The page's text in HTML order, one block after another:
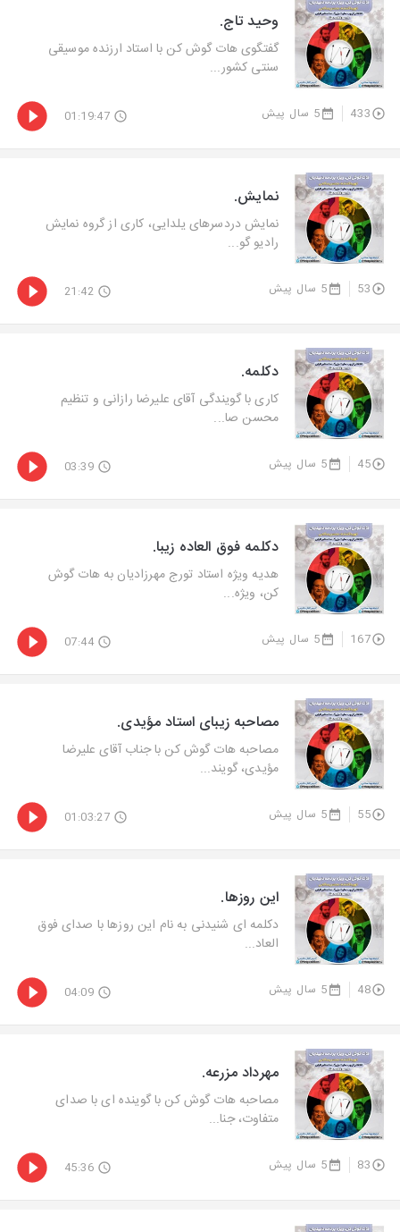
وحید تاج.
گفتگوی هات گوش كن با استاد ارزنده موسیقی
سنتی كشور...
433 5 سال پیش 01:19:47
نمایش.
نمایش دردسرهای یلدایی، كاری از گروه نمایش
رادیو گو...
53 5 سال پیش 21:42
دکلمه.
كاری با گویندگی آقای علیرضا رازانی و تنظیم
محسن صا...
45 5 سال پیش 03:39
دکلمه فوق العاده زیبا.
هدیه ویژه استاد تورج مهرزادیان به هات گوش
کن، ویژه...
167 5 سال پیش 07:44
مصاحبه زیبای استاد مؤیدی.
مصاحبه هات گوش کن با جناب آقای علیرضا
مؤیدی، گویند...
55 5 سال پیش 01:03:27
این روزها.
دکلمه ای شنیدنی به نام این روزها با صدای فوق
العاد...
48 5 سال پیش 04:09
مهرداد مزرعه.
مصاحبه هات گوش کن با گوینده ای با صدای
متفاوت، جنا...
83 5 سال پیش 45:36